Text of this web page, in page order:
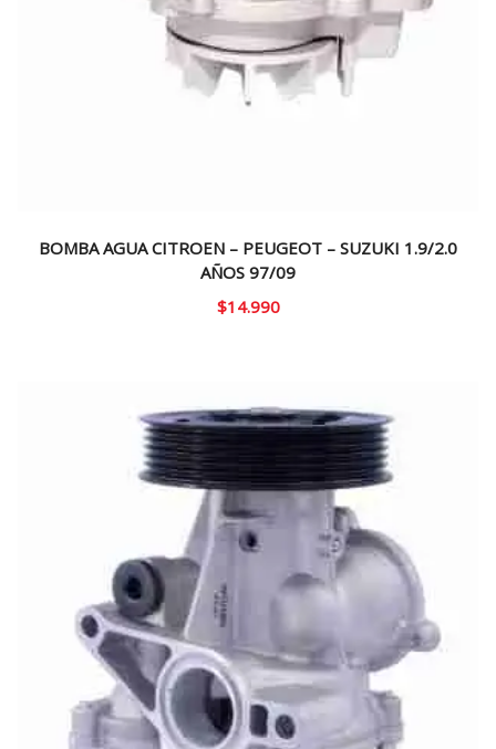
BOMBA AGUA CITROEN – PEUGEOT – SUZUKI 1.9/2.0
AÑOS 97/09
$14.990